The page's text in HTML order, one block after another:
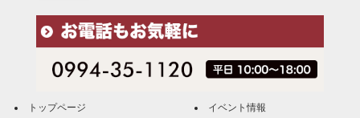
トップページ イベント情報